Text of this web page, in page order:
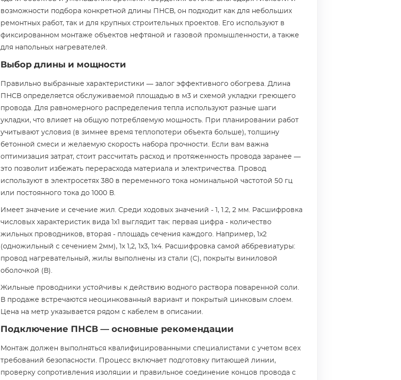
возможности подбора конкретной длины ПНСВ, он подходит как для небольших
ремонтных работ, так и для крупных строительных проектов. Его используют в
фиксированном монтаже объектов нефтяной и газовой промышленности, а также
для напольных нагревателей.
Выбор длины и мощности
Правильно выбранные характеристики — залог эффективного обогрева. Длина
ПНСВ определяется обслуживаемой площадью в м3 и схемой укладки греющего
провода. Для равномерного распределения тепла используют разные шаги
укладки, что влияет на общую потребляемую мощность. При планировании работ
учитывают условия (в зимнее время теплопотери объекта больше), толщину
бетонной смеси и желаемую скорость набора прочности. Если вам важна
оптимизация затрат, стоит рассчитать расход и протяженность провода заранее —
это позволит избежать перерасхода материала и электричества. Провод
используют в электросетях 380 в переменного тока номинальной частотой 50 гц
или постоянного тока до 1000 В.
Имеет значение и сечение жил. Среди ходовых значений - 1, 1.2, 2 мм. Расшифровка
числовых характеристик вида 1х1 выглядит так: первая цифра - количество
жильных проводников, вторая - площадь сечения каждого. Например, 1х2
(одножильный с сечением 2мм), 1х 1,2, 1х3, 1х4. Расшифровка самой аббревиатуры:
провод нагревательный, жилы выполнены из стали (С), покрыты виниловой
оболочкой (В).
Жильные проводники устойчивы к действию водного раствора поваренной соли.
В продаже встречаются неоцинкованный вариант и покрытый цинковым слоем.
Цена на метр указывается рядом с кабелем в описании.
Подключение ПНСВ — основные рекомендации
Монтаж должен выполняться квалифицированными специалистами с учетом всех
требований безопасности. Процесс включает подготовку питающей линии,
проверку сопротивления изоляции и правильное соединение концов провода с